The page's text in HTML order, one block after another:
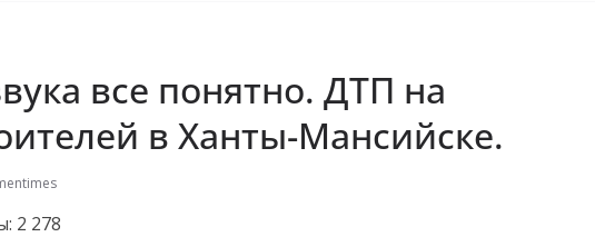
все понятно. ДТП на
в Ханты-Мансийске.
2 278